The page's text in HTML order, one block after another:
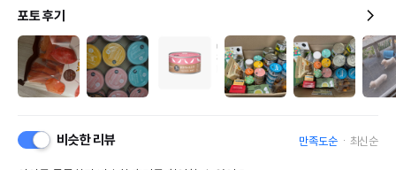
포토 후기
비슷한 리뷰 만족도순 최신순